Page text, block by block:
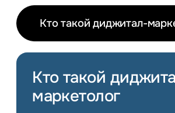
Кто такой диджитал-
Кто такой
маркетолог
Тысячам частных и